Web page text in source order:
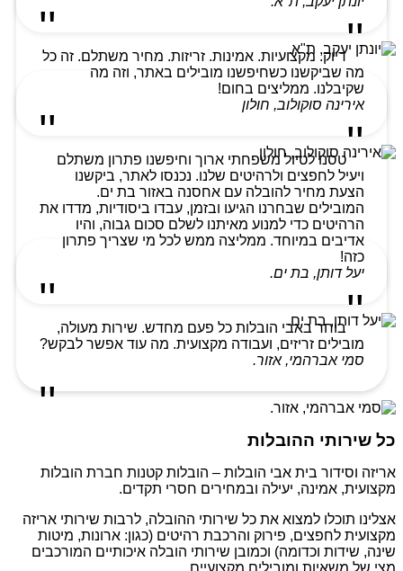
דיוק. מקצועיות. אמינות. זריזות. מחיר משתלם. זה כל
מה שביקשנו כשחיפשנו מובילים באתר, וזה מה
שקיבלנו. ממליצים בחום!
אירינה סוקולוב, חולון
טסנו לטיול משפחתי ארוך וחיפשנו פתרון משתלם
ויעיל לחפצים ולרהיטים שלנו. נכנסו לאתר, ביקשנו
הצעת מחיר להובלה עם אחסנה באזור בת ים.
המובילים שבחרנו הגיעו ובזמן, עבדו ביסודיות, מדדו את
הרהיטים כדי למנוע מאיתנו לשלם סכום גבוה, והיו
אדיבים במיוחד. ממליצה ממש לכל מי שצריך פתרון
כזה!
יעל דותן, בת ים.
בוחר באבי הובלות כל פעם מחדש. שירות מעולה,
מובילים זריזים, ועבודה מקצועית. מה עוד אפשר לבקש?
סמי אברהמי, אזור.
כל שירותי ההובלות
אריזה וסידור בית אבי הובלות – הובלות קטנות חברת הובלות
מקצועית, אמינה, יעילה ובמחירים חסרי תקדים.
אצלינו תוכלו למצוא את כל שירותי ההובלה, לרבות שירותי אריזה
מקצועית לחפצים, פירוק והרכבת רהיטים (כגון: ארונות, מיטות
שינה, שידות וכדומה) וכמובן שירותי הובלה איכותיים המורכבים
מצי של משאיות ומובילים מקצועיים.